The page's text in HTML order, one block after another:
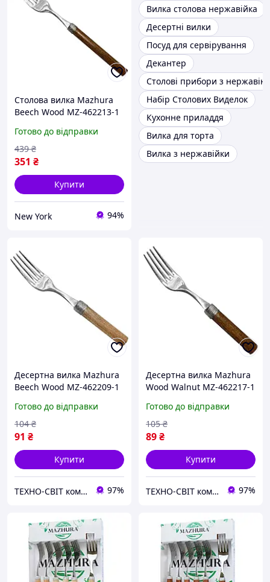
Столова вилка Mazhura
Beech Wood MZ-462213-1
Готово до відправки
351 ₴
439 ₴
Купити
New York 94%
Вилка столова нержавійка
Десертні вилки
Посуд для сервірування
Декантер
Столові прибори з
Набір Столових Виделок
Кухонне приладдя
Вилка для торта
Вилка з нержавійки
Десертна вилка Mazhura
Beech Wood MZ-462209-1
Готово до відправки
91 ₴
104 ₴
Купити
ТЕХНО-СВІТ компьютерна техніка, мобільні аксесуари, електронна техніка та багато іншого. 97%
Десертна вилка Mazhura
Wood Walnut MZ-462217-1
Готово до відправки
89₴
105 ₴
Купити
ТЕХНО-СВІТ компьютерна техніка, мобільні аксесуари, електронна техніка та багато іншого. 97%